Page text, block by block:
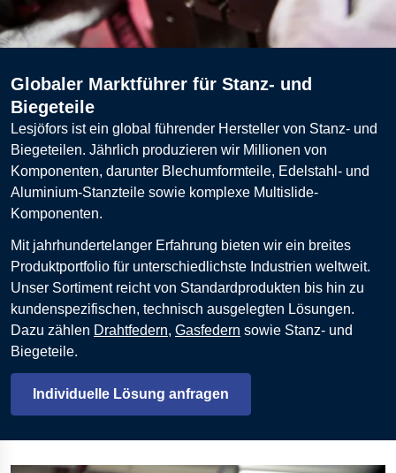
Globaler Marktführer für Stanz- und
Biegeteile
Lesjöfors ist ein global führender Hersteller von Stanz- und
Biegeteilen. Jährlich produzieren wir Millionen von
Komponenten, darunter Blechumformteile, Edelstahl- und
Aluminium-Stanzteile sowie komplexe Multislide-
Komponenten.
Mit jahrhundertelanger Erfahrung bieten wir ein breites
Produktportfolio für unterschiedlichste Industrien weltweit.
Unser Sortiment reicht von Standardprodukten bis hin zu
kundenspezifischen, technisch ausgelegten Lösungen.
Dazu zählen Drahtfedern, Gasfedern sowie Stanz- und
Biegeteile.
Individuelle Lösung anfragen